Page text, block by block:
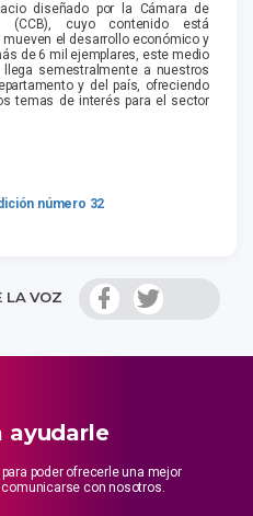
diseñado por la Cámara de
(CCB), cuyo contenido está
el desarrollo económico y
de 6 mil ejemplares, este medio
semestralmente a nuestros
y del país, ofreciendo
temas de interés para el sector
número 32
LA VOZ
ayudarle
poder ofrecerle una mejor
con nosotros.